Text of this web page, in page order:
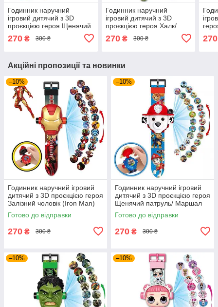
Годинник наручний
ігровий дитячий з 3D
проєкцією героя Щенячий
270 ₴ 300 ₴
Годинник наручний
ігровий дитячий з 3D
проєкцією героя Халк/
270₴ 300 ₴ 270
Акційні пропозиції та новинки
–10%
Годинник наручний ігровий
дитячий з 3D проєкцією героя
Залізний чоловік (Iron Man)
Готово до відправки
270 ₴ 300 ₴
–10%
Годинник наручний ігровий
дитячий з 3D проєкцією героя
Щенячий патруль/ Маршал
Готово до відправки
270 ₴ 300 ₴
–10% –10%